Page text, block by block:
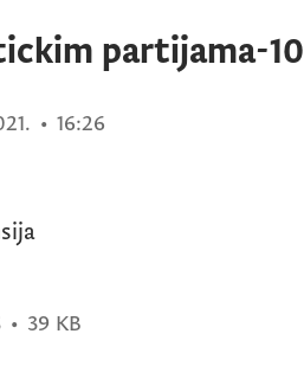
partijama-10
• 16:26
• 39 KB